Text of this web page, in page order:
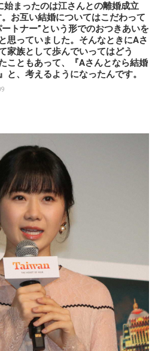
始まったのは江さんとの離婚成立
お互い結婚についてはこだわって
トナー”という形でのおつきあいを
思っていました。そんなときにAさ
家族として歩んでいってはどう
こともあって、『Aさんとなら結婚
と、考えるようになったんです。